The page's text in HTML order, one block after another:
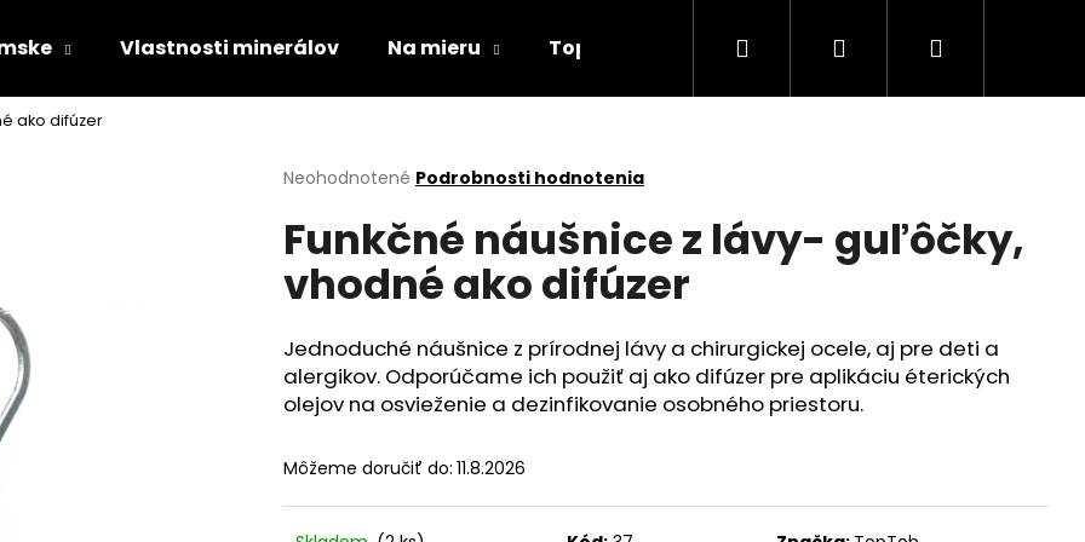
Vlastnosti minerálov Na mieru TopTob KontaktyHľadať PrihlásenieNákupný
ako difúzer
Priemerné
produktu
je
z
hviezdičiek.
Neohodnotené Podrobnosti hodnotenia
Funkčné náušnice z lávy- guľôčky,
vhodné ako difúzer
Jednoduché náušnice z prírodnej lávy a chirurgickej ocele, aj pre deti a
alergikov. Odporúčame ich použiť aj ako difúzer pre aplikáciu éterických
olejov na osvieženie a dezinfikovanie osobného priestoru.
Môžeme doručiť do: 11.8.2026
Čo potrebujete nájsť?
HĽADAŤ
NÁRAMOK Z RUŽENÍNU A